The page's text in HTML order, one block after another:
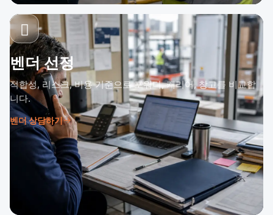
벤더 선정
적합성, 리스크, 비용 기준으로 포워더, 캐리어, 창고를 비교합
니다.
벤더 상담하기